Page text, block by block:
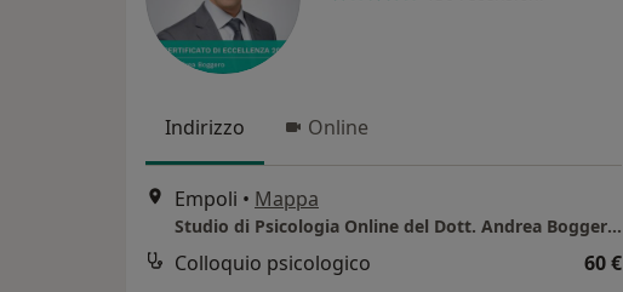
Indirizzo Online
Empoli • Mappa
Studio di Psicologia Online del Dott. Andrea Boggero ad Empoli
Colloquio psicologico 60 €